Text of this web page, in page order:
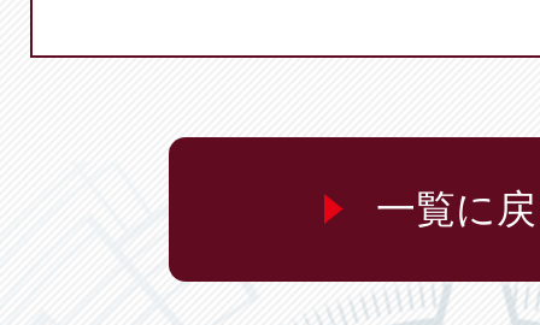
一覧に